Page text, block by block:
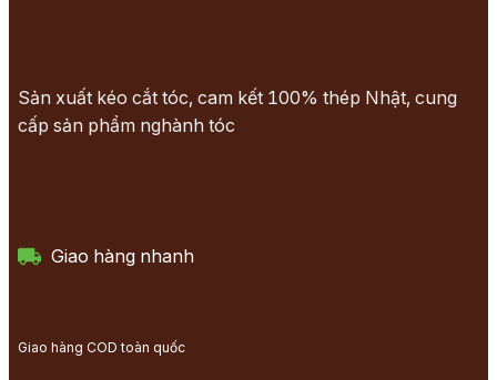
Sản xuất kéo cắt tóc, cam kết 100% thép Nhật, cung
cấp sản phẩm nghành tóc
Giao hàng nhanh
Giao hàng COD toàn quốc